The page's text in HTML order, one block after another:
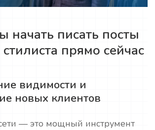
начать писать посты
стилиста прямо сейчас
видимости и
новых клиентов
— это мощный инструмент